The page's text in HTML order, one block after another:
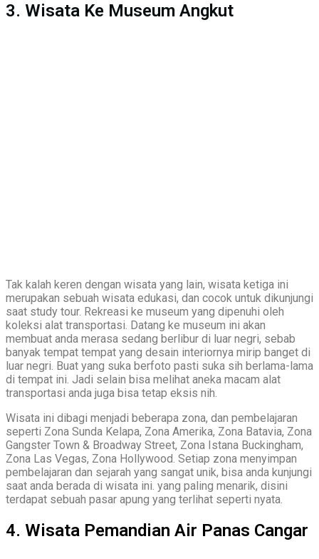
3. Wisata Ke Museum Angkut
Tak kalah keren dengan wisata yang lain, wisata ketiga ini
merupakan sebuah wisata edukasi, dan cocok untuk dikunjungi
saat study tour. Rekreasi ke museum yang dipenuhi oleh
koleksi alat transportasi. Datang ke museum ini akan
membuat anda merasa sedang berlibur di luar negri, sebab
banyak tempat tempat yang desain interiornya mirip banget di
luar negri. Buat yang suka berfoto pasti suka sih berlama-lama
di tempat ini. Jadi selain bisa melihat aneka macam alat
transportasi anda juga bisa tetap eksis nih.
Wisata ini dibagi menjadi beberapa zona, dan pembelajaran
seperti Zona Sunda Kelapa, Zona Amerika, Zona Batavia, Zona
Gangster Town & Broadway Street, Zona Istana Buckingham,
Zona Las Vegas, Zona Hollywood. Setiap zona menyimpan
pembelajaran dan sejarah yang sangat unik, bisa anda kunjungi
saat anda berada di wisata ini. yang paling menarik, disini
terdapat sebuah pasar apung yang terlihat seperti nyata.
4. Wisata Pemandian Air Panas Cangar